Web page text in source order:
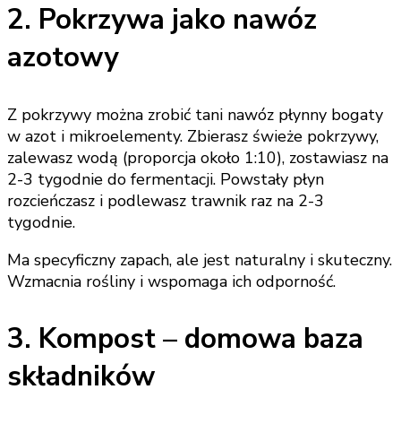
2. Pokrzywa jako nawóz
azotowy
Z pokrzywy można zrobić tani nawóz płynny bogaty
w azot i mikroelementy. Zbierasz świeże pokrzywy,
zalewasz wodą (proporcja około 1:10), zostawiasz na
2-3 tygodnie do fermentacji. Powstały płyn
rozcieńczasz i podlewasz trawnik raz na 2-3
tygodnie.
Ma specyficzny zapach, ale jest naturalny i skuteczny.
Wzmacnia rośliny i wspomaga ich odporność.
3. Kompost – domowa baza
składników